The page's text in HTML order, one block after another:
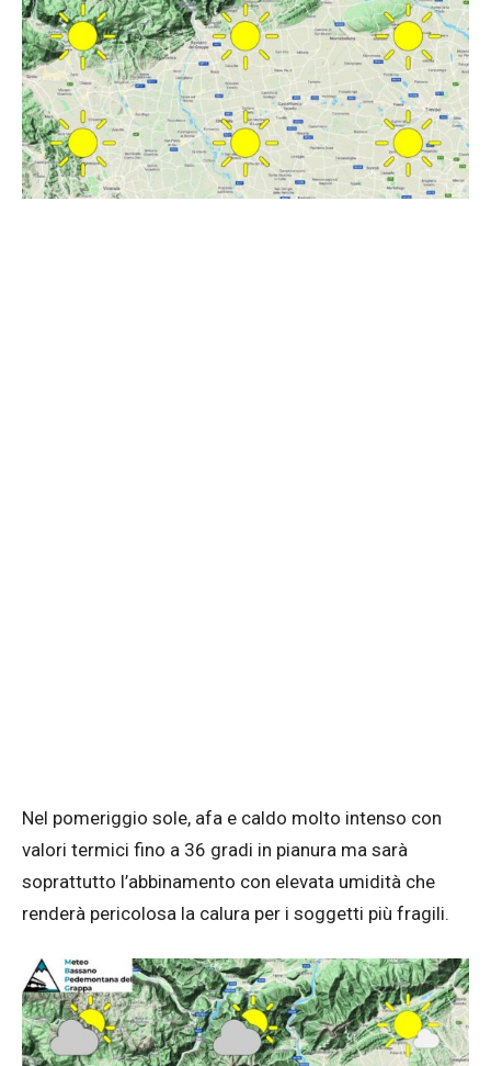
Nel pomeriggio sole, afa e caldo molto intenso con
valori termici fino a 36 gradi in pianura ma sarà
soprattutto l’abbinamento con elevata umidità che
renderà pericolosa la calura per i soggetti più fragili.